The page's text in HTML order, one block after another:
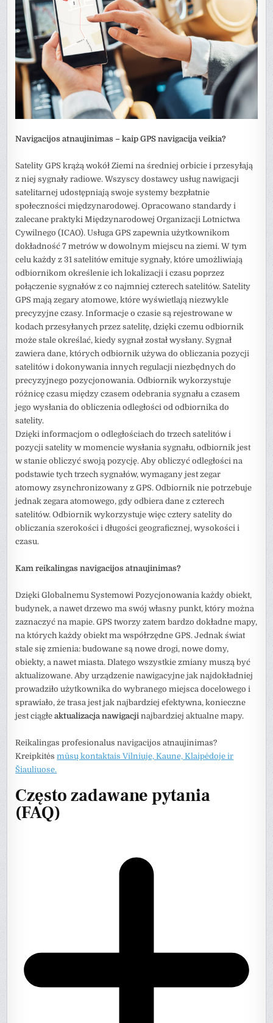
Navigacijos atnaujinimas – kaip GPS navigacija veikia?
Satelity GPS krążą wokół Ziemi na średniej orbicie i przesyłają
z niej sygnały radiowe. Wszyscy dostawcy usług nawigacji
satelitarnej udostępniają swoje systemy bezpłatnie
społeczności międzynarodowej. Opracowano standardy i
zalecane praktyki Międzynarodowej Organizacji Lotnictwa
Cywilnego (ICAO). Usługa GPS zapewnia użytkownikom
dokładność 7 metrów w dowolnym miejscu na ziemi. W tym
celu każdy z 31 satelitów emituje sygnały, które umożliwiają
odbiornikom określenie ich lokalizacji i czasu poprzez
połączenie sygnałów z co najmniej czterech satelitów. Satelity
GPS mają zegary atomowe, które wyświetlają niezwykle
precyzyjne czasy. Informacje o czasie są rejestrowane w
kodach przesyłanych przez satelitę, dzięki czemu odbiornik
może stale określać, kiedy sygnał został wysłany. Sygnał
zawiera dane, których odbiornik używa do obliczania pozycji
satelitów i dokonywania innych regulacji niezbędnych do
precyzyjnego pozycjonowania. Odbiornik wykorzystuje
różnicę czasu między czasem odebrania sygnału a czasem
jego wysłania do obliczenia odległości od odbiornika do
satelity.
Dzięki informacjom o odległościach do trzech satelitów i
pozycji satelity w momencie wysłania sygnału, odbiornik jest
w stanie obliczyć swoją pozycję. Aby obliczyć odległości na
podstawie tych trzech sygnałów, wymagany jest zegar
atomowy zsynchronizowany z GPS. Odbiornik nie potrzebuje
jednak zegara atomowego, gdy odbiera dane z czterech
satelitów. Odbiornik wykorzystuje więc cztery satelity do
obliczania szerokości i długości geograficznej, wysokości i
czasu.
Kam reikalingas navigacijos atnaujinimas?
Dzięki Globalnemu Systemowi Pozycjonowania każdy obiekt,
budynek, a nawet drzewo ma swój własny punkt, który można
zaznaczyć na mapie. GPS tworzy zatem bardzo dokładne mapy,
na których każdy obiekt ma współrzędne GPS. Jednak świat
stale się zmienia: budowane są nowe drogi, nowe domy,
obiekty, a nawet miasta. Dlatego wszystkie zmiany muszą być
aktualizowane. Aby urządzenie nawigacyjne jak najdokładniej
prowadziło użytkownika do wybranego miejsca docelowego i
sprawiało, że trasa jest jak najbardziej efektywna, konieczne
jest ciągłeaktualizacja nawigacji najbardziej aktualne mapy.
Reikalingas profesionalus navigacijos atnaujinimas?
Kreipkitėsmūsų kontaktais Vilniuje, Kaune, Klaipėdoje ir
Šiauliuose.
Często zadawane pytania
(FAQ)